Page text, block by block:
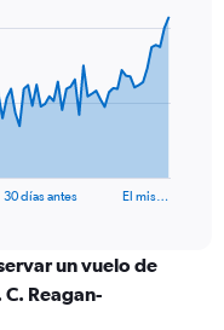
30 días antes El mis…
un vuelo de
Reagan-